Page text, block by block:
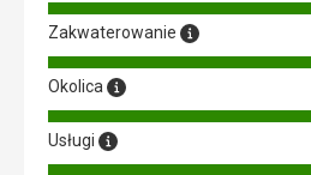
obsługa
Ta recenzja została
pomocą Google Translate
Zakwaterowanie
Okolica
Usługi